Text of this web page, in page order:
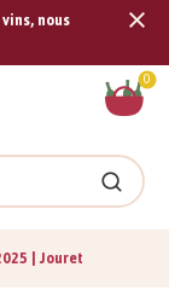
nous
0
| Jouret